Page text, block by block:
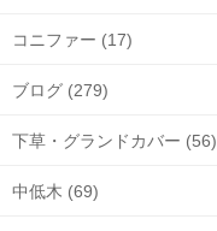
コニファー (17)
ブログ (279)
下草・グランドカバー (56)
中低木 (69)